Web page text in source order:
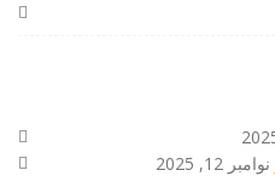
نوامبر 12, 2025